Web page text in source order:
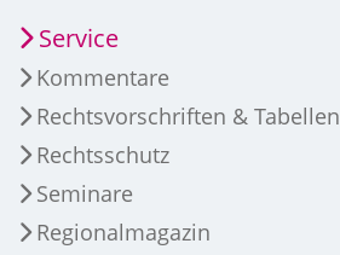
Service
Kommentare
Rechtsvorschriften & Tabellen
Rechtsschutz
Seminare
Regionalmagazin